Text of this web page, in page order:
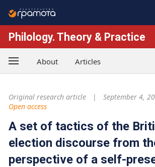
Philology. Theory & Practice
About Articles
Original research article
September 4,
Open access
A set of tactics of the
election discourse from
perspective of a self-